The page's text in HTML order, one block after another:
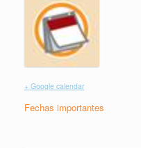
+ Google calendar
Fechas importantes